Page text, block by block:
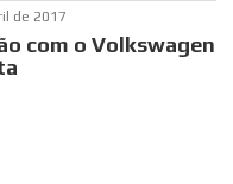
de 2017
com o Volkswagen